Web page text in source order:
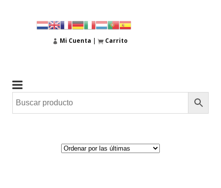
Mi Cuenta | Carrito